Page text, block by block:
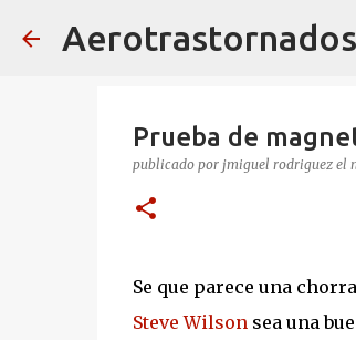
Aerotrastornados
Prueba de
publicado por jmiguel rodriguez el
Se que parece una
Steve Wilsonsea una